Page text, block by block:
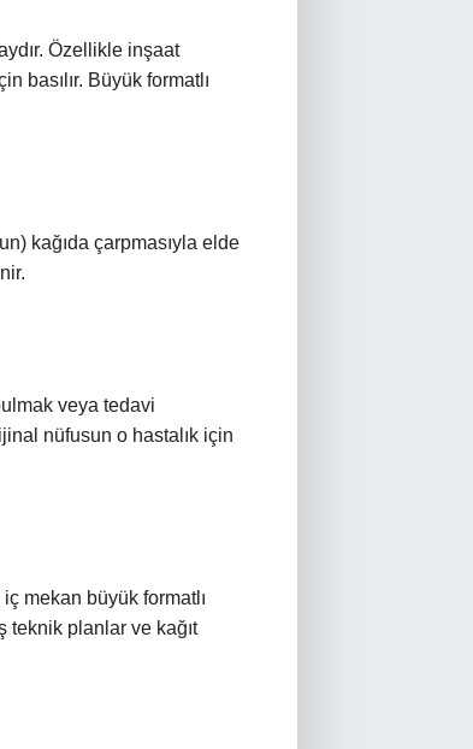
Özellikle inşaat
basılır. Büyük formatlı
kağıda çarpmasıyla elde
veya tedavi
nüfusun o hastalık için
mekan büyük formatlı
teknik planlar ve kağıt